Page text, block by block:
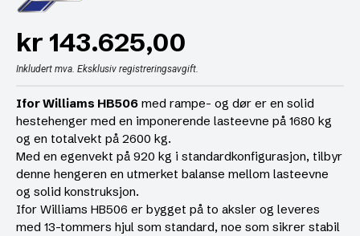
kr 143.625,00
Inkludert mva. Eksklusiv registreringsavgift.
Ifor Williams HB506 med rampe- og dør er en solid
hestehenger med en imponerende lasteevne på 1680 kg
og en totalvekt på 2600 kg.
Med en egenvekt på 920 kg i standardkonfigurasjon, tilbyr
denne hengeren en utmerket balanse mellom lasteevne
og solid konstruksjon.
Ifor Williams HB506 er bygget på to aksler og leveres
med 13-tommers hjul som standard, noe som sikrer stabil